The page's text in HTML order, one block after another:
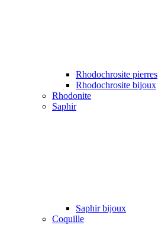
Rhodochrosite pierres
Rhodochrosite bijoux
Rhodonite
Saphir
Saphir bijoux
Coquille